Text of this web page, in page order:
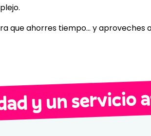
que ahorres tiempo… y aproveches
y un